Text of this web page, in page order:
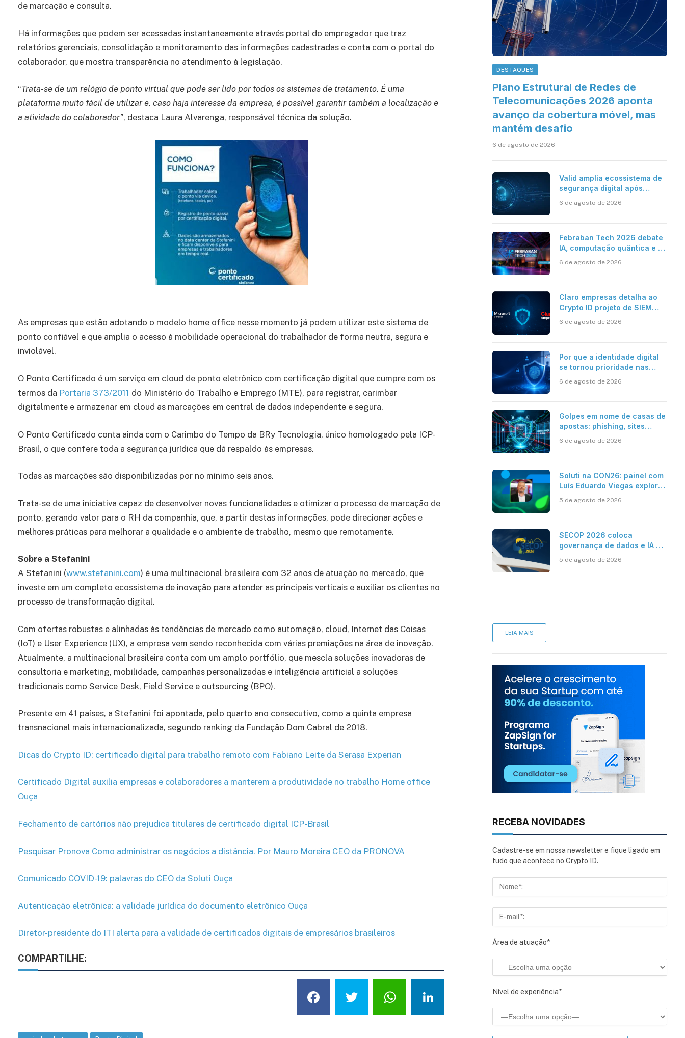
de marcação e consulta.
Há informações que podem ser acessadas instantaneamente através portal do empregador que traz
relatórios gerenciais, consolidação e monitoramento das informações cadastradas e conta com o portal do
colaborador, que mostra transparência no atendimento à legislação.
“Trata-se de um relógio de ponto virtual que pode ser lido por todos os sistemas de tratamento. É uma
plataforma muito fácil de utilizar e, caso haja interesse da empresa, é possível garantir também a localização e
a atividade do colaborador”, destaca Laura Alvarenga, responsável técnica da solução.
As empresas que estão adotando o modelo home office nesse momento já podem utilizar este sistema de
ponto confiável e que amplia o acesso à mobilidade operacional do trabalhador de forma neutra, segura e
inviolável.
O Ponto Certificado é um serviço em cloud de ponto eletrônico com certificação digital que cumpre com os
termos da Portaria 373/2011 do Ministério do Trabalho e Emprego (MTE), para registrar, carimbar
digitalmente e armazenar em cloud as marcações em central de dados independente e segura.
O Ponto Certificado conta ainda com o Carimbo do Tempo da BRy Tecnologia, único homologado pela ICP-
Brasil, o que confere toda a segurança jurídica que dá respaldo às empresas.
Todas as marcações são disponibilizadas por no mínimo seis anos.
Trata-se de uma iniciativa capaz de desenvolver novas funcionalidades e otimizar o processo de marcação de
ponto, gerando valor para o RH da companhia, que, a partir destas informações, pode direcionar ações e
melhores práticas para melhorar a qualidade e o ambiente de trabalho, mesmo que remotamente.
Sobre a Stefanini
A Stefanini (www.stefanini.com) é uma multinacional brasileira com 32 anos de atuação no mercado, que
investe em um completo ecossistema de inovação para atender as principais verticais e auxiliar os clientes no
processo de transformação digital.
Com ofertas robustas e alinhadas às tendências de mercado como automação, cloud, Internet das Coisas
(IoT) e User Experience (UX), a empresa vem sendo reconhecida com várias premiações na área de inovação.
Atualmente, a multinacional brasileira conta com um amplo portfólio, que mescla soluções inovadoras de
consultoria e marketing, mobilidade, campanhas personalizadas e inteligência artificial a soluções
tradicionais como Service Desk, Field Service e outsourcing (BPO).
Presente em 41 países, a Stefanini foi apontada, pelo quarto ano consecutivo, como a quinta empresa
transnacional mais internacionalizada, segundo ranking da Fundação Dom Cabral de 2018.
Dicas do Crypto ID: certificado digital para trabalho remoto com Fabiano Leite da Serasa Experian
Certificado Digital auxilia empresas e colaboradores a manterem a produtividade no trabalho Home office
Ouça
Fechamento de cartórios não prejudica titulares de certificado digital ICP-Brasil
Pesquisar Pronova Como administrar os negócios a distância. Por Mauro Moreira CEO da PRONOVA
Comunicado COVID-19: palavras do CEO da Soluti Ouça
Autenticação eletrônica: a validade jurídica do documento eletrônico Ouça
Diretor-presidente do ITI alerta para a validade de certificados digitais de empresários brasileiros
COMPARTILHE:
Facebook
TwitterWhatsApp
LinkedIn
DESTAQUES
Plano Estrutural de Redes de
Telecomunicações 2026 aponta
avanço da cobertura móvel, mas
mantém desafio
6 de agosto de 2026
Valid amplia ecossistema de
segurança digital após
6 de agosto de 2026
Febraban Tech 2026 debate
IA, computação quântica e os
bancária
6 de agosto de 2026
Claro empresas detalha ao
Crypto ID projeto de SIEM
resposta automatizada
6 de agosto de 2026
Por que a identidade digital
se tornou prioridade nas
6 de agosto de 2026
Golpes em nome de casas de
apostas: phishing, sites
6 de agosto de 2026
Soluti na CON26: painel com
Luís Eduardo Viegas explora
eficiência da Contabilidade
5 de agosto de 2026
SECOP 2026 coloca
governança de dados e IA no
5 de agosto de 2026
LEIA MAIS
RECEBA NOVIDADES
Cadastre-se em nossa newsletter e fique ligado em
tudo que acontece no Crypto ID.
Área de atuação*
Nível de experiência*